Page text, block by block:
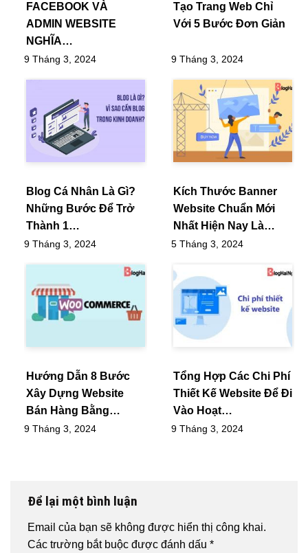
FACEBOOK VÀ
ADMIN WEBSITE
NGHĨA…
9 Tháng 3, 2024
Tạo Trang Web Chỉ
Với 5 Bước Đơn Giản
9 Tháng 3, 2024
Blog Cá Nhân Là Gì?
Những Bước Để Trở
Thành 1…
9 Tháng 3, 2024
Kích Thước Banner
Website Chuẩn Mới
Nhất Hiện Nay Là…
5 Tháng 3, 2024
Hướng Dẫn 8 Bước
Xây Dựng Website
Bán Hàng Bằng…
9 Tháng 3, 2024
Tổng Hợp Các Chi Phí
Thiết Kế Website Để Đi
Vào Hoạt…
9 Tháng 3, 2024
Để lại một bình luận
Email của bạn sẽ không được hiển thị công khai.
Các trường bắt buộc được đánh dấu *